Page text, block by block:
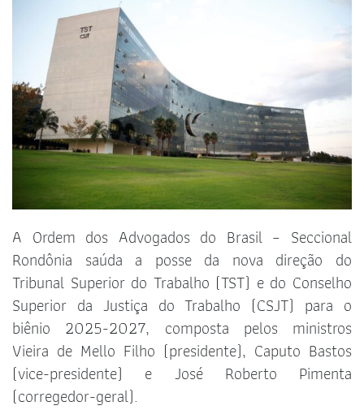
A Ordem dos Advogados do Brasil – Seccional
Rondônia saúda a posse da nova direção do
Tribunal Superior do Trabalho (TST) e do Conselho
Superior da Justiça do Trabalho (CSJT) para o
biênio 2025-2027, composta pelos ministros
Vieira de Mello Filho (presidente), Caputo Bastos
(vice-presidente) e José Roberto Pimenta
(corregedor-geral).